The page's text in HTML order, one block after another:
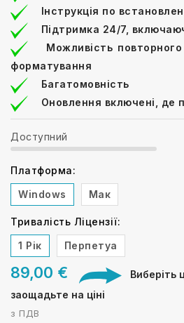
Інструкція по
Підтримка 24/7,
Можливість
форматування
Багатомовність
Оновлення включені, де
Доступний
Платформа:
Windows
Мак
Тривалість Ліцензії:
1 Рік
Перпетуа
89,00 €
Виберіть
заощадьте на ціні
з ПДВ